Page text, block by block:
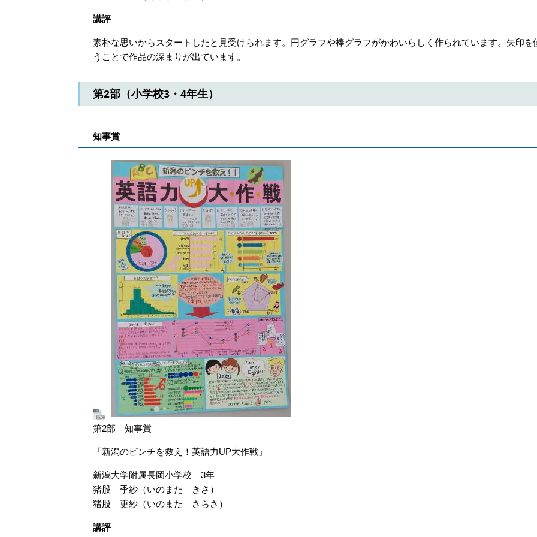
講評
素朴な思いからスタートしたと見受けられます。円グラフや棒グラフがかわいらしく作られています。矢印を
うことで作品の深まりが出ています。
第2部（小学校3・4年生）
知事賞
第2部 知事賞
「新潟のピンチを救え！英語力UP大作戦」
新潟大学附属長岡小学校 3年
猪股 季紗（いのまた きさ）
​猪股 更紗（いのまた さらさ）
講評